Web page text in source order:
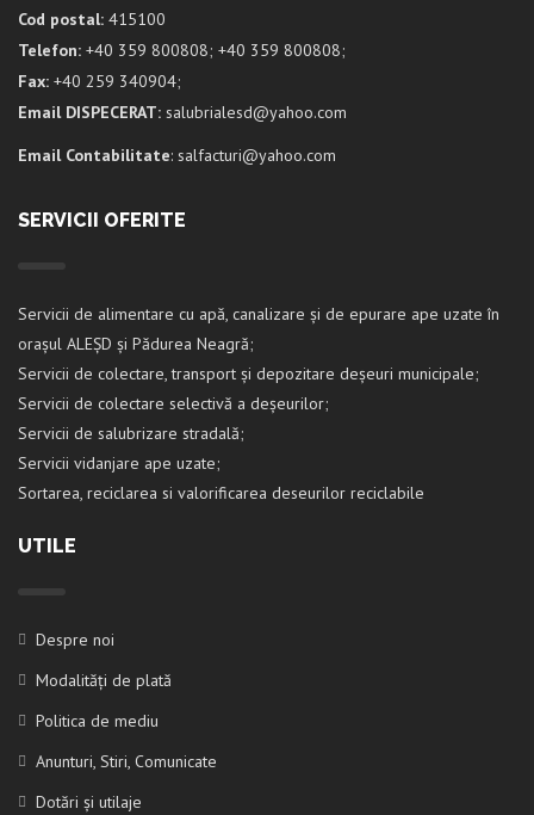
Cod postal: 415100
Telefon: +40 359 800808; +40 359 800808;
Fax: +40 259 340904;
Email DISPECERAT: salubrialesd@yahoo.com
Email Contabilitate: salfacturi@yahoo.com
SERVICII OFERITE
Servicii de alimentare cu apă, canalizare și de epurare ape uzate în
orașul ALEȘD și Pădurea Neagră;
Servicii de colectare, transport și depozitare deșeuri municipale;
Servicii de colectare selectivă a deșeurilor;
Servicii de salubrizare stradală;
Servicii vidanjare ape uzate;
Sortarea, reciclarea si valorificarea deseurilor reciclabile
UTILE
Despre noi
Modalități de plată
Politica de mediu
Anunturi, Stiri, Comunicate
Dotări și utilaje